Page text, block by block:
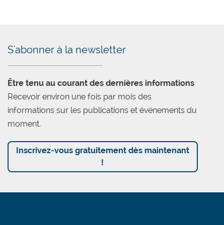
S'abonner à la newsletter
Être tenu au courant des dernières informations
Recevoir environ une fois par mois des
informations sur les publications et événements du
moment.
Inscrivez-vous gratuitement dès maintenant
!